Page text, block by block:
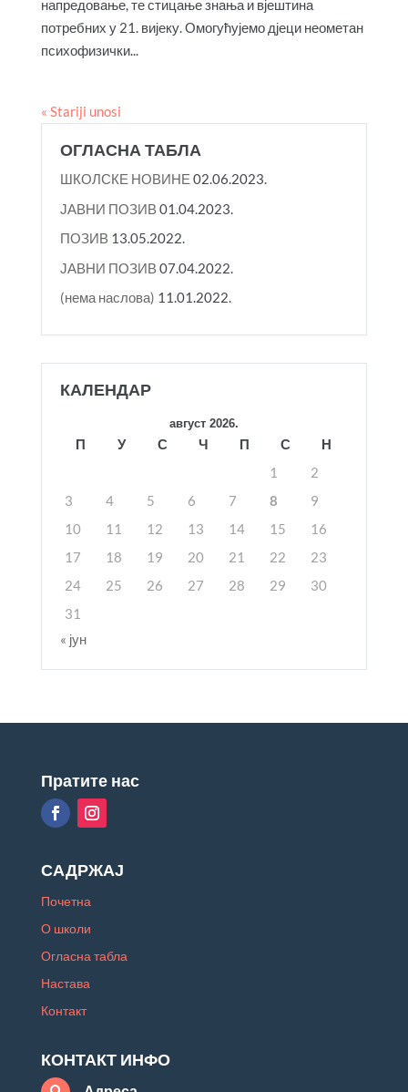
напредовање, те стицање знања и вјештина
потребних у 21. вијеку. Омогућујемо дјеци неометан
психофизички...
« Stariji unosi
ОГЛАСНА ТАБЛА
ШКОЛСКЕ НОВИНЕ 02.06.2023.
ЈАВНИ ПОЗИВ 01.04.2023.
ПОЗИВ 13.05.2022.
ЈАВНИ ПОЗИВ 07.04.2022.
(нема наслова) 11.01.2022.
КАЛЕНДАР
август 2026.
П У С Ч П С
Н
1
2
3
4 5 6 7 8
9
10
11 12 13 14 15
16
17
18 19 20 21 22
23
24
25 26 27 28 29
30
31
« јун
Пратите нас
САДРЖАЈ
Почетна
О школи
Огласна табла
Настава
Контакт
КОНТАКТ ИНФО